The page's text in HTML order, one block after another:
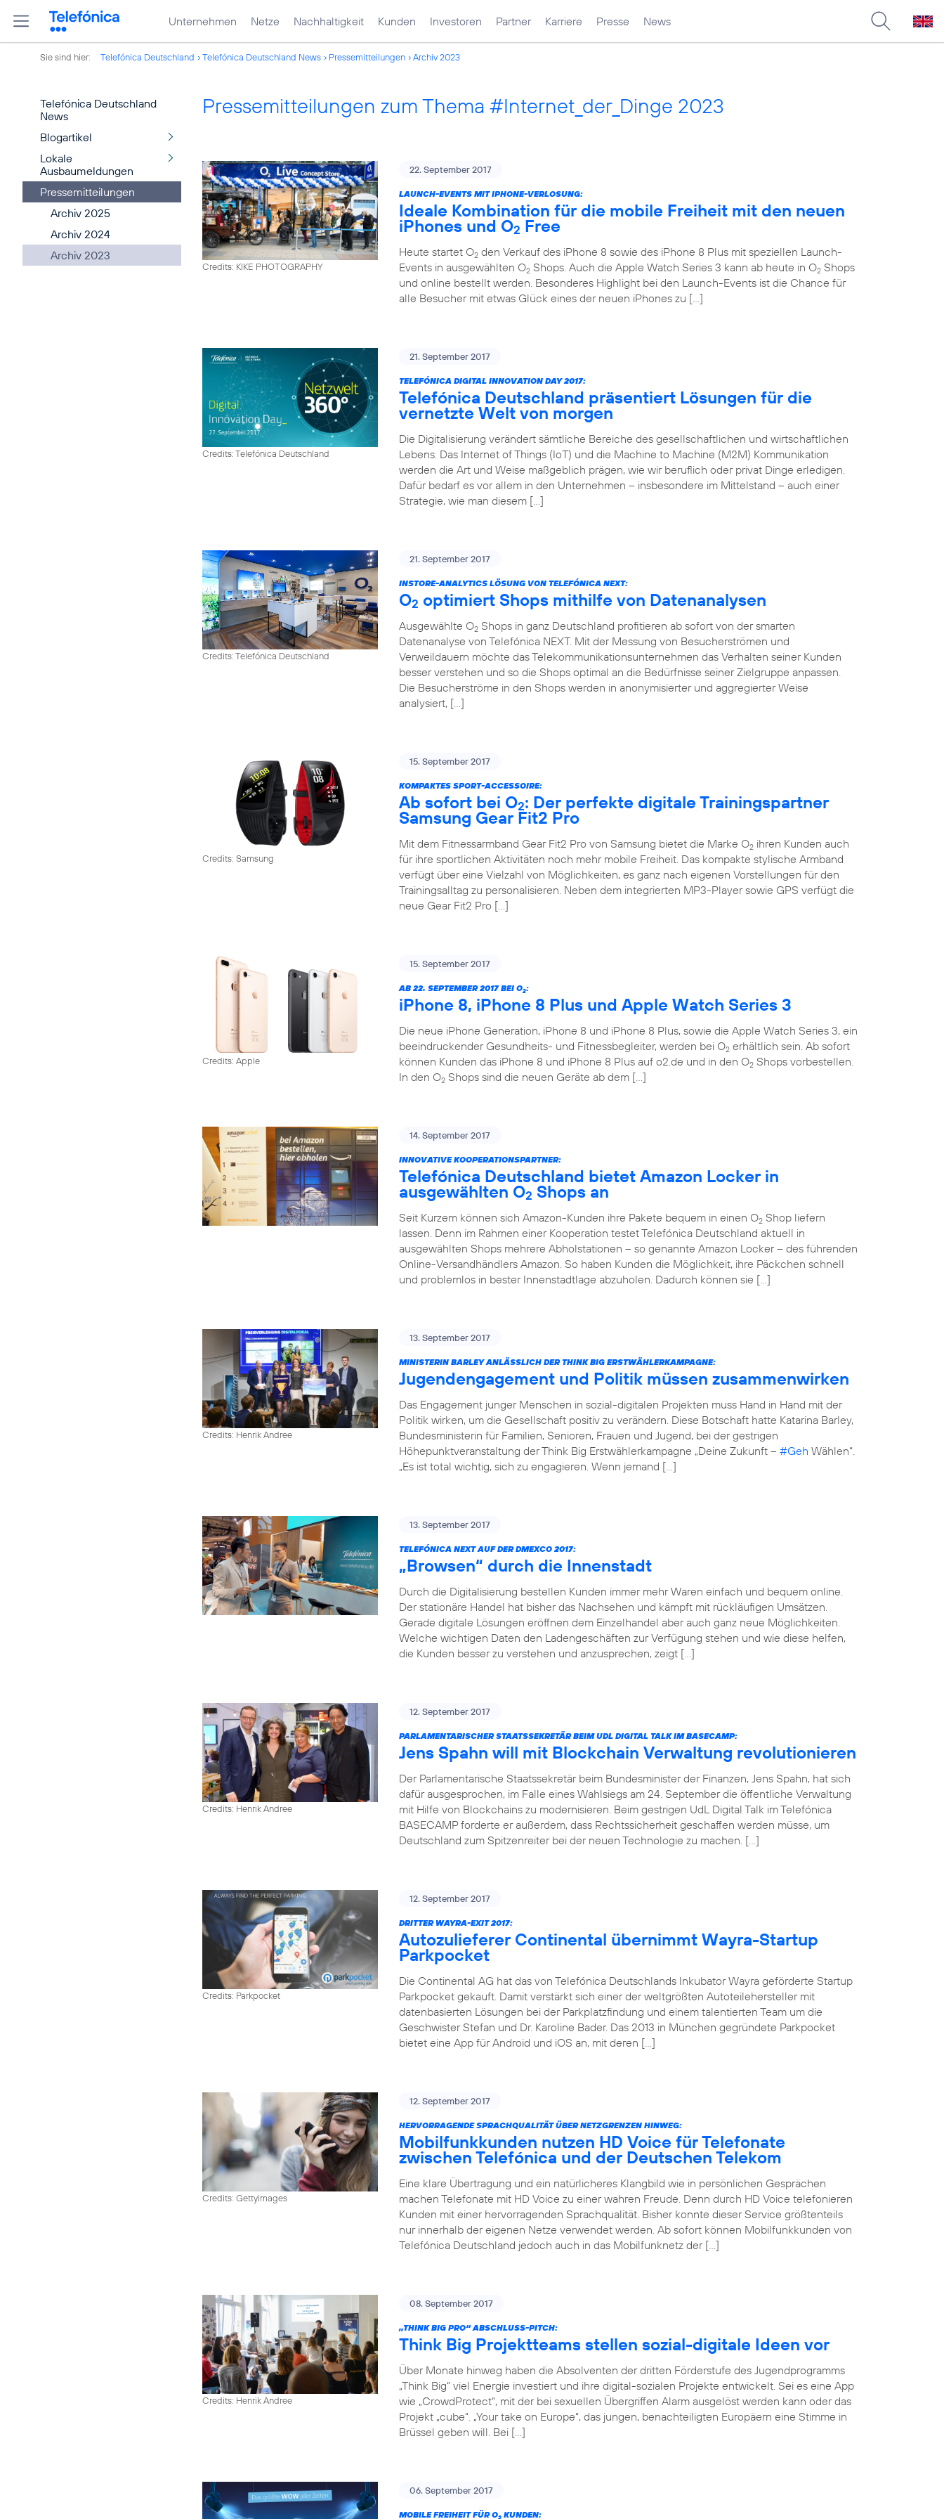
Unternehmen Netze Nachhaltigkeit Kunden Investoren Partner Karriere Presse News
Sie sind hier: Telefónica Deutschland Telefónica Deutschland News Pressemitteilungen Archiv 2023
Telefónica Deutschland
News
Blogartikel
Lokale
Ausbaumeldungen
Pressemitteilungen
Archiv 2025
Archiv 2024
Archiv 2023
Pressemitteilungen zum Thema #Internet_der_Dinge 2023
Credits: KIKE PHOTOGRAPHY
22. September 2017
LAUNCH-EVENTS MIT IPHONE-VERLOSUNG:
Ideale Kombination für die mobile Freiheit mit den neuen
iPhones und O2 Free
Heute startet O2 den Verkauf des iPhone 8 sowie des iPhone 8 Plus mit speziellen Launch-
Events in ausgewählten O2 Shops. Auch die Apple Watch Series 3 kann ab heute in O2 Shops
und online bestellt werden. Besonderes Highlight bei den Launch-Events ist die Chance für
alle Besucher mit etwas Glück eines der neuen iPhones zu […]
Credits: Telefónica Deutschland
21. September 2017
TELEFÓNICA DIGITAL INNOVATION DAY 2017:
Telefónica Deutschland präsentiert Lösungen für die
vernetzte Welt von morgen
Die Digitalisierung verändert sämtliche Bereiche des gesellschaftlichen und wirtschaftlichen
Lebens. Das Internet of Things (IoT) und die Machine to Machine (M2M) Kommunikation
werden die Art und Weise maßgeblich prägen, wie wir beruflich oder privat Dinge erledigen.
Dafür bedarf es vor allem in den Unternehmen – insbesondere im Mittelstand – auch einer
Strategie, wie man diesem […]
Credits: Telefónica Deutschland
21. September 2017
INSTORE-ANALYTICS LÖSUNG VON TELEFÓNICA NEXT:
O2 optimiert Shops mithilfe von Datenanalysen
Ausgewählte O2 Shops in ganz Deutschland profitieren ab sofort von der smarten
Datenanalyse von Telefónica NEXT. Mit der Messung von Besucherströmen und
Verweildauern möchte das Telekommunikationsunternehmen das Verhalten seiner Kunden
besser verstehen und so die Shops optimal an die Bedürfnisse seiner Zielgruppe anpassen.
Die Besucherströme in den Shops werden in anonymisierter und aggregierter Weise
analysiert, […]
Credits: Samsung
15. September 2017
KOMPAKTES SPORT-ACCESSOIRE:
Ab sofort bei O2: Der perfekte digitale Trainingspartner
Samsung Gear Fit2 Pro
Mit dem Fitnessarmband Gear Fit2 Pro von Samsung bietet die Marke O2 ihren Kunden auch
für ihre sportlichen Aktivitäten noch mehr mobile Freiheit. Das kompakte stylische Armband
verfügt über eine Vielzahl von Möglichkeiten, es ganz nach eigenen Vorstellungen für den
Trainingsalltag zu personalisieren. Neben dem integrierten MP3-Player sowie GPS verfügt die
neue Gear Fit2 Pro […]
Credits: Apple
15. September 2017
AB 22. SEPTEMBER 2017 BEI O2:
iPhone 8, iPhone 8 Plus und Apple Watch Series 3
Die neue iPhone Generation, iPhone 8 und iPhone 8 Plus, sowie die Apple Watch Series 3, ein
beeindruckender Gesundheits- und Fitnessbegleiter, werden bei O2 erhältlich sein. Ab sofort
können Kunden das iPhone 8 und iPhone 8 Plus auf o2.de und in den O2 Shops vorbestellen.
In den O2 Shops sind die neuen Geräte ab dem […]
14. September 2017
INNOVATIVE KOOPERATIONSPARTNER:
Telefónica Deutschland bietet Amazon Locker in
ausgewählten O2 Shops an
Seit Kurzem können sich Amazon-Kunden ihre Pakete bequem in einen O2 Shop liefern
lassen. Denn im Rahmen einer Kooperation testet Telefónica Deutschland aktuell in
ausgewählten Shops mehrere Abholstationen – so genannte Amazon Locker – des führenden
Online-Versandhändlers Amazon. So haben Kunden die Möglichkeit, ihre Päckchen schnell
und problemlos in bester Innenstadtlage abzuholen. Dadurch können sie […]
Credits: Henrik Andree
13. September 2017
MINISTERIN BARLEY ANLÄSSLICH DER THINK BIG ERSTWÄHLERKAMPAGNE:
Jugendengagement und Politik müssen zusammenwirken
Das Engagement junger Menschen in sozial-digitalen Projekten muss Hand in Hand mit der
Politik wirken, um die Gesellschaft positiv zu verändern. Diese Botschaft hatte Katarina Barley,
Bundesministerin für Familien, Senioren, Frauen und Jugend, bei der gestrigen
Höhepunktveranstaltung der Think Big Erstwählerkampagne „Deine Zukunft – #Geh Wählen“.
„Es ist total wichtig, sich zu engagieren. Wenn jemand […]
13. September 2017
TELEFÓNICA NEXT AUF DER DMEXCO 2017:
„Browsen“ durch die Innenstadt
Durch die Digitalisierung bestellen Kunden immer mehr Waren einfach und bequem online.
Der stationäre Handel hat bisher das Nachsehen und kämpft mit rückläufigen Umsätzen.
Gerade digitale Lösungen eröffnen dem Einzelhandel aber auch ganz neue Möglichkeiten.
Welche wichtigen Daten den Ladengeschäften zur Verfügung stehen und wie diese helfen,
die Kunden besser zu verstehen und anzusprechen, zeigt […]
Credits: Henrik Andree
12. September 2017
PARLAMENTARISCHER STAATSSEKRETÄR BEIM UDL DIGITAL TALK IM BASECAMP:
Jens Spahn will mit Blockchain Verwaltung revolutionieren
Der Parlamentarische Staatssekretär beim Bundesminister der Finanzen, Jens Spahn, hat sich
dafür ausgesprochen, im Falle eines Wahlsiegs am 24. September die öffentliche Verwaltung
mit Hilfe von Blockchains zu modernisieren. Beim gestrigen UdL Digital Talk im Telefónica
BASECAMP forderte er außerdem, dass Rechtssicherheit geschaffen werden müsse, um
Deutschland zum Spitzenreiter bei der neuen Technologie zu machen. […]
Credits: Parkpocket
12. September 2017
DRITTER WAYRA-EXIT 2017:
Autozulieferer Continental übernimmt Wayra-Startup
Parkpocket
Die Continental AG hat das von Telefónica Deutschlands Inkubator Wayra geförderte Startup
Parkpocket gekauft. Damit verstärkt sich einer der weltgrößten Autoteilehersteller mit
datenbasierten Lösungen bei der Parkplatzfindung und einem talentierten Team um die
Geschwister Stefan und Dr. Karoline Bader. Das 2013 in München gegründete Parkpocket
bietet eine App für Android und iOS an, mit deren […]
Credits: Gettyimages
12. September 2017
HERVORRAGENDE SPRACHQUALITÄT ÜBER NETZGRENZEN HINWEG:
Mobilfunkkunden nutzen HD Voice für Telefonate
zwischen Telefónica und der Deutschen Telekom
Eine klare Übertragung und ein natürlicheres Klangbild wie in persönlichen Gesprächen
machen Telefonate mit HD Voice zu einer wahren Freude. Denn durch HD Voice telefonieren
Kunden mit einer hervorragenden Sprachqualität. Bisher konnte dieser Service größtenteils
nur innerhalb der eigenen Netze verwendet werden. Ab sofort können Mobilfunkkunden von
Telefónica Deutschland jedoch auch in das Mobilfunknetz der […]
Credits: Henrik Andree
08. September 2017
„THINK BIG PRO“ ABSCHLUSS-PITCH:
Think Big Projektteams stellen sozial-digitale Ideen vor
Über Monate hinweg haben die Absolventen der dritten Förderstufe des Jugendprogramms
„Think Big“ viel Energie investiert und ihre digital-sozialen Projekte entwickelt. Sei es eine App
wie „CrowdProtect“, mit der bei sexuellen Übergriffen Alarm ausgelöst werden kann oder das
Projekt „cube“. „Your take on Europe“, das jungen, benachteiligten Europäern eine Stimme in
Brüssel geben will. Bei […]
06. September 2017
MOBILE FREIHEIT FÜR O2 KUNDEN: